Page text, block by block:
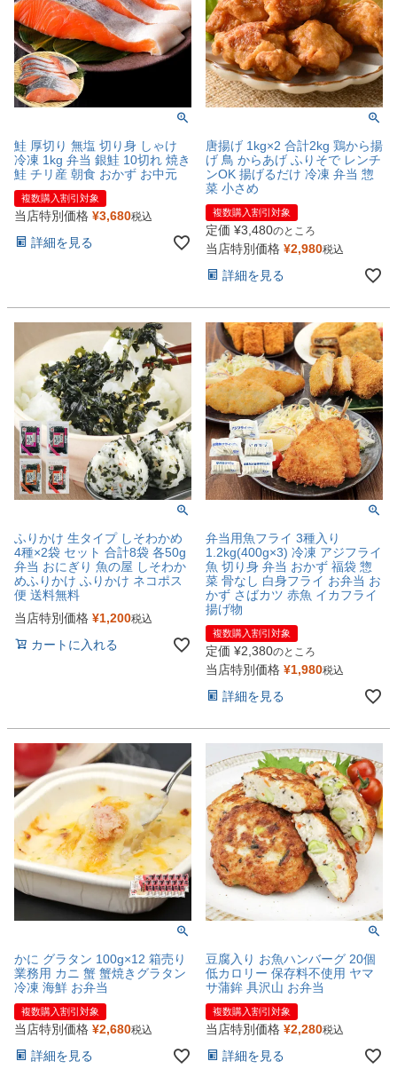
鮭 厚切り 無塩 切り身 しゃけ
冷凍 1kg 弁当 銀鮭 10切れ 焼き
鮭 チリ産 朝食 おかず お中元
複数購入割引対象
当店特別価格 ¥3,680税込
詳細を見る
唐揚げ 1kg×2 合計2kg 鶏から揚
げ 鳥 からあげ ふりそで レンチ
ンOK 揚げるだけ 冷凍 弁当 惣
菜 小さめ
複数購入割引対象
定価 ¥3,480のところ
当店特別価格 ¥2,980税込
詳細を見る
ふりかけ 生タイプ しそわかめ
4種×2袋 セット 合計8袋 各50g
弁当 おにぎり 魚の屋 しそわか
めふりかけ ふりかけ ネコポス
便 送料無料
当店特別価格 ¥1,200税込
カートに入れる
弁当用魚フライ 3種入り
1.2kg(400g×3) 冷凍 アジフライ
魚 切り身 弁当 おかず 福袋 惣
菜 骨なし 白身フライ お弁当 お
かず さばカツ 赤魚 イカフライ
揚げ物
複数購入割引対象
定価 ¥2,380のところ
当店特別価格 ¥1,980税込
詳細を見る
かに グラタン 100g×12 箱売り
業務用 カニ 蟹 蟹焼きグラタン
冷凍 海鮮 お弁当
複数購入割引対象
当店特別価格 ¥2,680税込
詳細を見る
豆腐入り お魚ハンバーグ 20個
低カロリー 保存料不使用 ヤマ
サ蒲鉾 具沢山 お弁当
複数購入割引対象
当店特別価格 ¥2,280税込
詳細を見る